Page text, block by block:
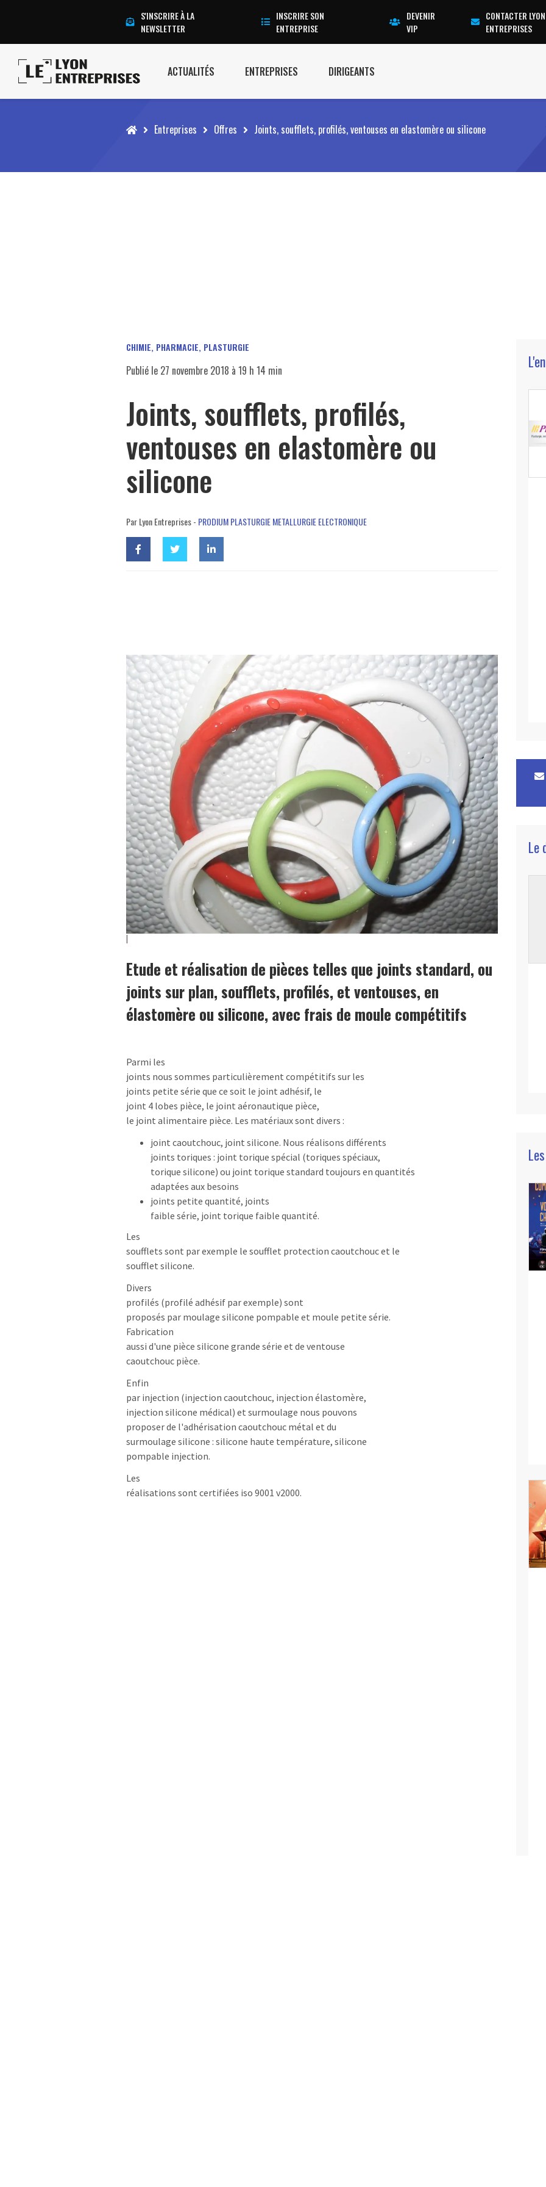
S'INSCRIRE À LA
NEWSLETTER
INSCRIRE SON
ENTREPRISE
DEVENIR
VIP
CONTACTER LYON
ENTREPRISES
ACTUALITÉS ENTREPRISES DIRIGEANTS
Accueil Entreprises Offres Joints, soufflets, profilés, ventouses en elastomère ou silicone
CHIMIE, PHARMACIE, PLASTURGIE
Publié le 27 novembre 2018 à 19 h 14 min
Joints, soufflets, profilés,
ventouses en elastomère ou
silicone
Par Lyon Entreprises - PRODIUM PLASTURGIE METALLURGIE ELECTRONIQUE
Etude et réalisation de pièces telles que joints standard, ou
joints sur plan, soufflets, profilés, et ventouses, en
élastomère ou silicone, avec frais de moule compétitifs
Parmi les
joints nous sommes particulièrement compétitifs sur les
joints petite série que ce soit le joint adhésif, le
joint 4 lobes pièce, le joint aéronautique pièce,
le joint alimentaire pièce. Les matériaux sont divers :
joint caoutchouc, joint silicone. Nous réalisons différents
joints toriques : joint torique spécial (toriques spéciaux,
torique silicone) ou joint torique standard toujours en quantités
adaptées aux besoins
joints petite quantité, joints
faible série, joint torique faible quantité.
Les
soufflets sont par exemple le soufflet protection caoutchouc et le
soufflet silicone.
Divers
profilés (profilé adhésif par exemple) sont
proposés par moulage silicone pompable et moule petite série.
Fabrication
aussi d'une pièce silicone grande série et de ventouse
caoutchouc pièce.
Enfin
par injection (injection caoutchouc, injection élastomère,
injection silicone médical) et surmoulage nous pouvons
proposer de l'adhérisation caoutchouc métal et du
surmoulage silicone : silicone haute température, silicone
pompable injection.
Les
réalisations sont certifiées iso 9001 v2000.
Le